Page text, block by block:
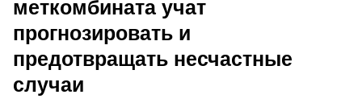
меткомбината учат
прогнозировать и
предотвращать несчастные
случаи